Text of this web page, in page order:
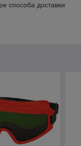
способа доставки